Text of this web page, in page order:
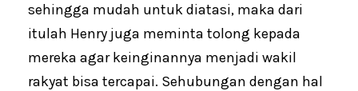
sehingga mudah untuk diatasi, maka dari
itulah Henry juga meminta tolong kepada
mereka agar keinginannya menjadi wakil
rakyat bisa tercapai. Sehubungan dengan hal